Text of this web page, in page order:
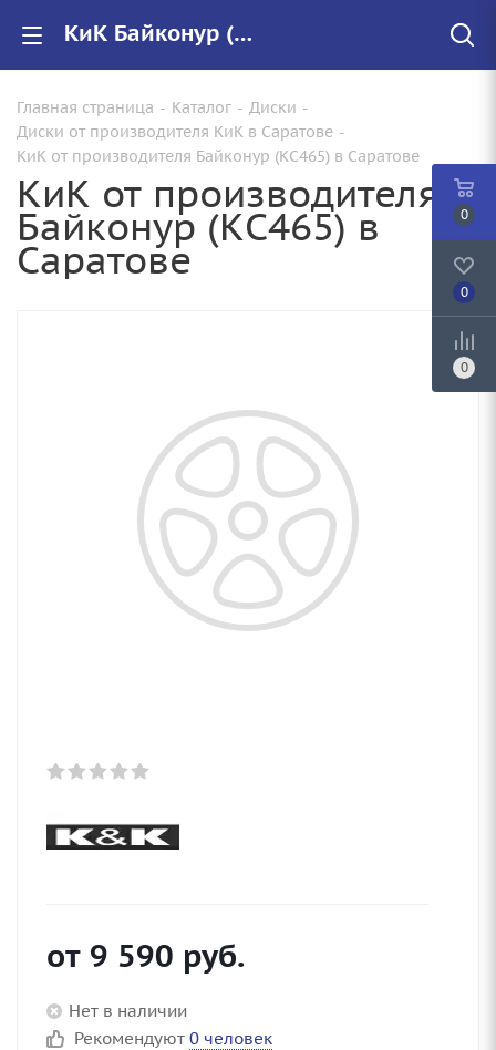
КиК Байконур (КС465) купить в Саратове, низкие цены на автомобильные диски
Главная страница - Каталог - Диски -
Диски от производителя КиК в Саратове -
КиК от производителя Байконур (КС465) в Саратове
КиК от производителя
Байконур (КС465) в
Саратове
от 9 590 руб.
Нет в наличии
Рекомендуют 0 человек
0
0
0